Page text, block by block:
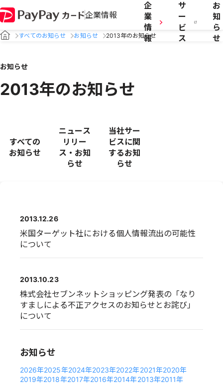
企業情報
企
業
情
報
サ
ー
ビ
ス
お
知
ら
せ
すべてのお知らせ お知らせ 2013年のお知らせ
お知らせ
2013年のお知らせ
すべての
お知らせ
ニュース
リリー
ス・お知
らせ
当社サー
ビスに関
するお知
らせ
2013.12.26
米国ターゲット社における個人情報流出の可能性
について
2013.10.23
株式会社セブンネットショッピング発表の「なり
すましによる不正アクセスのお知らせとお詫び」
について
お知らせ
2026年2025年2024年2023年2022年2021年2020年
2019年2018年2017年2016年2014年2013年2011年